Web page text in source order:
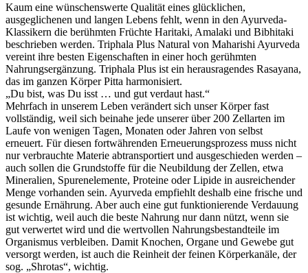
Kaum eine wünschenswerte Qualität eines glücklichen,
ausgeglichenen und langen Lebens fehlt, wenn in den Ayurveda-
Klassikern die berühmten Früchte Haritaki, Amalaki und Bibhitaki
beschrieben werden. Triphala Plus Natural von Maharishi Ayurveda
vereint ihre besten Eigenschaften in einer hoch gerühmten
Nahrungsergänzung. Triphala Plus ist ein herausragendes Rasayana,
das im ganzen Körper Pitta harmonisiert.
„Du bist, was Du isst … und gut verdaut hast.“
Mehrfach in unserem Leben verändert sich unser Körper fast
vollständig, weil sich beinahe jede unserer über 200 Zellarten im
Laufe von wenigen Tagen, Monaten oder Jahren von selbst
erneuert. Für diesen fortwährenden Erneuerungsprozess muss nicht
nur verbrauchte Materie abtransportiert und ausgeschieden werden –
auch sollen die Grundstoffe für die Neubildung der Zellen, etwa
Mineralien, Spurenelemente, Proteine oder Lipide in ausreichender
Menge vorhanden sein. Ayurveda empfiehlt deshalb eine frische und
gesunde Ernährung. Aber auch eine gut funktionierende Verdauung
ist wichtig, weil auch die beste Nahrung nur dann nützt, wenn sie
gut verwertet wird und die wertvollen Nahrungsbestandteile im
Organismus verbleiben. Damit Knochen, Organe und Gewebe gut
versorgt werden, ist auch die Reinheit der feinen Körperkanäle, der
sog. „Shrotas“, wichtig.